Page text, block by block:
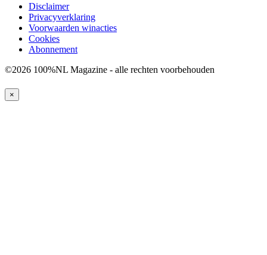
Disclaimer
Privacyverklaring
Voorwaarden winacties
Cookies
Abonnement
©2026 100%NL Magazine - alle rechten voorbehouden
×